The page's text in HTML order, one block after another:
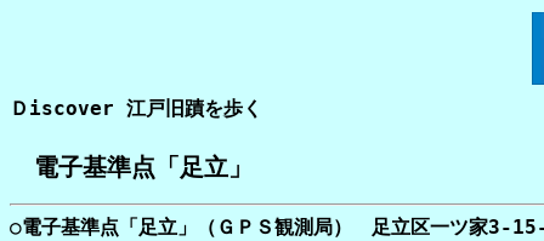
Ｄiscover 江戸旧蹟を歩く
電子基準点「足立」
○電子基準点「足立」（ＧＰＳ観測局） 足立区一ツ家3-